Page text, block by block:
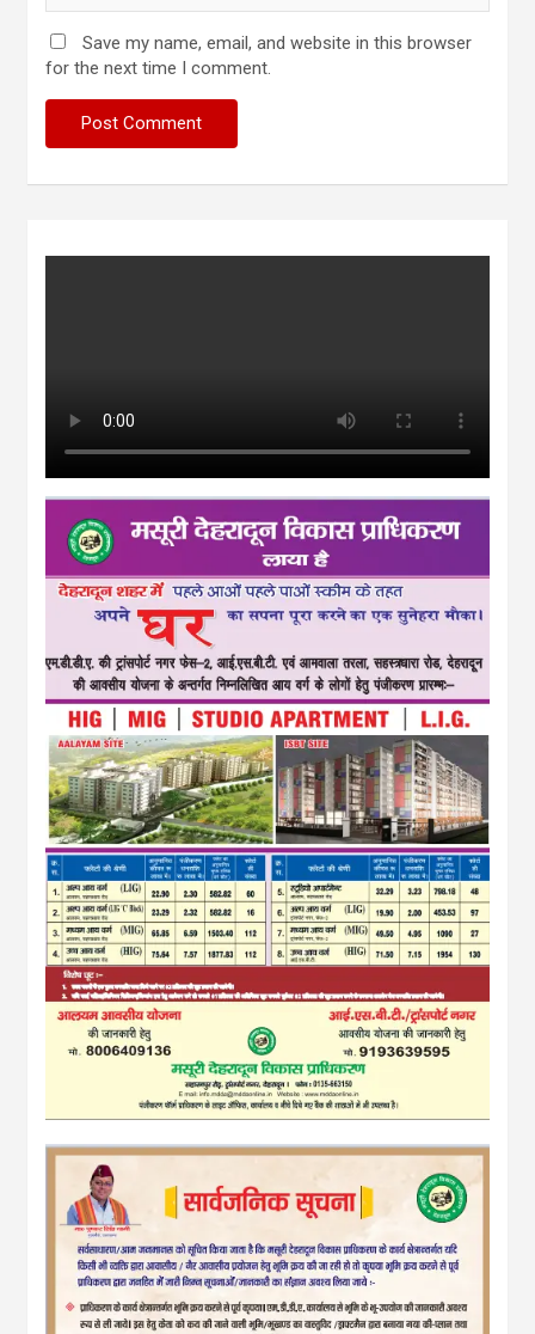
Save my name, email, and website in this browser
for the next time I comment.